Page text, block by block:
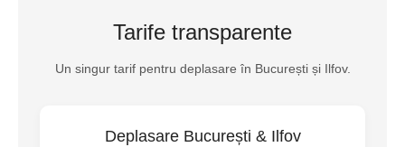
Tarife transparente
Un singur tarif pentru deplasare în București și Ilfov.
Deplasare București & Ilfov